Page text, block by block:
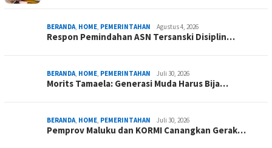
BERANDA, HOME, PEMERINTAHAN Agustus 4, 2026
Respon Pemindahan ASN Tersanski Disiplin…
BERANDA, HOME, PEMERINTAHAN Juli 30, 2026
Morits Tamaela: Generasi Muda Harus Bija…
BERANDA, HOME, PEMERINTAHAN Juli 30, 2026
Pemprov Maluku dan KORMI Canangkan Gerak…